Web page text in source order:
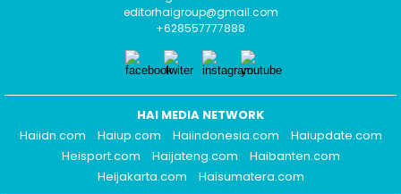
editorhaigroup@gmail.com
+628557777888
HAI MEDIA NETWORK
Haiidn.com
Haiup.com Haiindonesia.com
Haiupdate.com
Heisport.com
Haijateng.com
Haibanten.com
Heijakarta.com
Haisumatera.com